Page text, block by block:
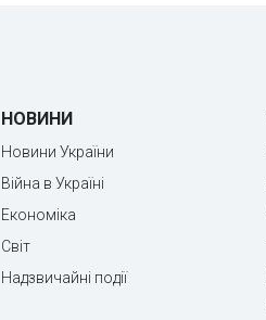
НОВИНИ
Новини України
Війна в Україні
Економіка
Світ
Надзвичайні події